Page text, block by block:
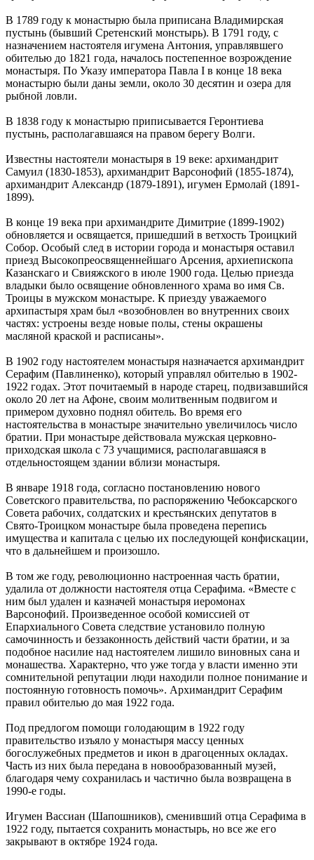
В 1789 году к монастырю была приписана Владимирская
пустынь (бывший Сретенский монстырь). В 1791 году, с
назначением настоятеля игумена Антония, управлявшего
обителью до 1821 года, началось постепенное возрождение
монастыря. По Указу императора Павла I в конце 18 века
монастырю были даны земли, около 30 десятин и озера для
рыбной ловли.
В 1838 году к монастырю приписывается Геронтиева
пустынь, располагавшаяся на правом берегу Волги.
Известны настоятели монастыря в 19 веке: архимандрит
Самуил (1830-1853), архимандрит Варсонофий (1855-1874),
архимандрит Александр (1879-1891), игумен Ермолай (1891-
1899).
В конце 19 века при архимандрите Димитрие (1899-1902)
обновляется и освящается, пришедший в ветхость Троицкий
Собор. Особый след в истории города и монастыря оставил
приезд Высокопреосвященнейшаго Арсения, архиепископа
Казанскаго и Свияжского в июле 1900 года. Целью приезда
владыки было освящение обновленного храма во имя Св.
Троицы в мужском монастыре. К приезду уважаемого
архипастыря храм был «возобновлен во внутренних своих
частях: устроены везде новые полы, стены окрашены
масляной краской и расписаны».
В 1902 году настоятелем монастыря назначается архимандрит
Серафим (Павлиненко), который управлял обителью в 1902-
1922 годах. Этот почитаемый в народе старец, подвизавшийся
около 20 лет на Афоне, своим молитвенным подвигом и
примером духовно поднял обитель. Во время его
настоятельства в монастыре значительно увеличилось число
братии. При монастыре действовала мужская церковно-
приходская школа с 73 учащимися, располагавшаяся в
отдельностоящем здании вблизи монастыря.
В январе 1918 года, согласно постановлению нового
Советского правительства, по распоряжению Чебоксарского
Совета рабочих, солдатских и крестьянских депутатов в
Свято-Троицком монастыре была проведена перепись
имущества и капитала с целью их последующей конфискации,
что в дальнейшем и произошло.
В том же году, революционно настроенная часть братии,
удалила от должности настоятеля отца Серафима. «Вместе с
ним был удален и казначей монастыря иеромонах
Варсонофий. Произведенное особой комиссией от
Епархиального Совета следствие установило полную
самочинность и беззаконность действий части братии, и за
подобное насилие над настоятелем лишило виновных сана и
монашества. Характерно, что уже тогда у власти именно эти
сомнительной репутации люди находили полное понимание и
постоянную готовность помочь». Архимандрит Серафим
правил обителью до мая 1922 года.
Под предлогом помощи голодающим в 1922 году
правительство изъяло у монастыря массу ценных
богослужебных предметов и икон в драгоценных окладах.
Часть из них была передана в новообразованный музей,
благодаря чему сохранилась и частично была возвращена в
1990-е годы.
Игумен Вассиан (Шапошников), сменивший отца Серафима в
1922 году, пытается сохранить монастырь, но все же его
закрывают в октябре 1924 года.